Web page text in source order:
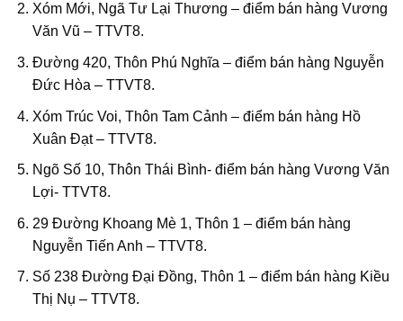
Xóm Mới, Ngã Tư Lại Thương – điểm bán hàng Vương
Văn Vũ – TTVT8.
Đường 420, Thôn Phú Nghĩa – điểm bán hàng Nguyễn
Đức Hòa – TTVT8.
Xóm Trúc Voi, Thôn Tam Cảnh – điểm bán hàng Hồ
Xuân Đạt – TTVT8.
Ngõ Số 10, Thôn Thái Bình- điểm bán hàng Vương Văn
Lợi- TTVT8.
29 Đường Khoang Mè 1, Thôn 1 – điểm bán hàng
Nguyễn Tiến Anh – TTVT8.
Số 238 Đường Đại Đồng, Thôn 1 – điểm bán hàng Kiều
Thị Nụ – TTVT8.